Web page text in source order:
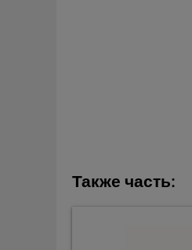
Также часть: